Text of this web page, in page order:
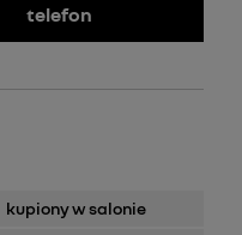
telefon
kupiony w salonie